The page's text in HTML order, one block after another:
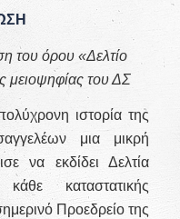
του όρου «Δελτίο
μειοψηφίας του ΔΣ
ιστορία της
μια μικρή
να εκδίδει Δελτία
καταστατικής
Προεδρείο της